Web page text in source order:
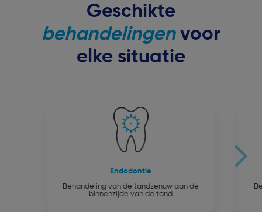
Geschikte
behandelingen voor
elke situatie
Endodontie
Behandeling van de tandzenuw aan de
binnenzijde van de tand